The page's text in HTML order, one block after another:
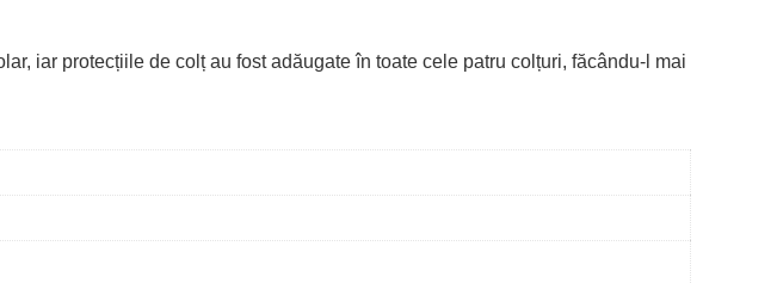
iar protecțiile de colț au fost adăugate în toate cele patru colțuri, făcându-l mai